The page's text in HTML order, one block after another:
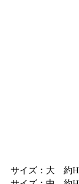
サイズ：大　約